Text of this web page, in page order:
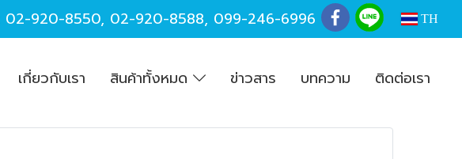
02-920-8550, 02-920-8588, 099-246-6996 TH
เกี่ยวกับเรา สินค้าทั้งหมด ข่าวสาร บทความ ติดต่อเรา